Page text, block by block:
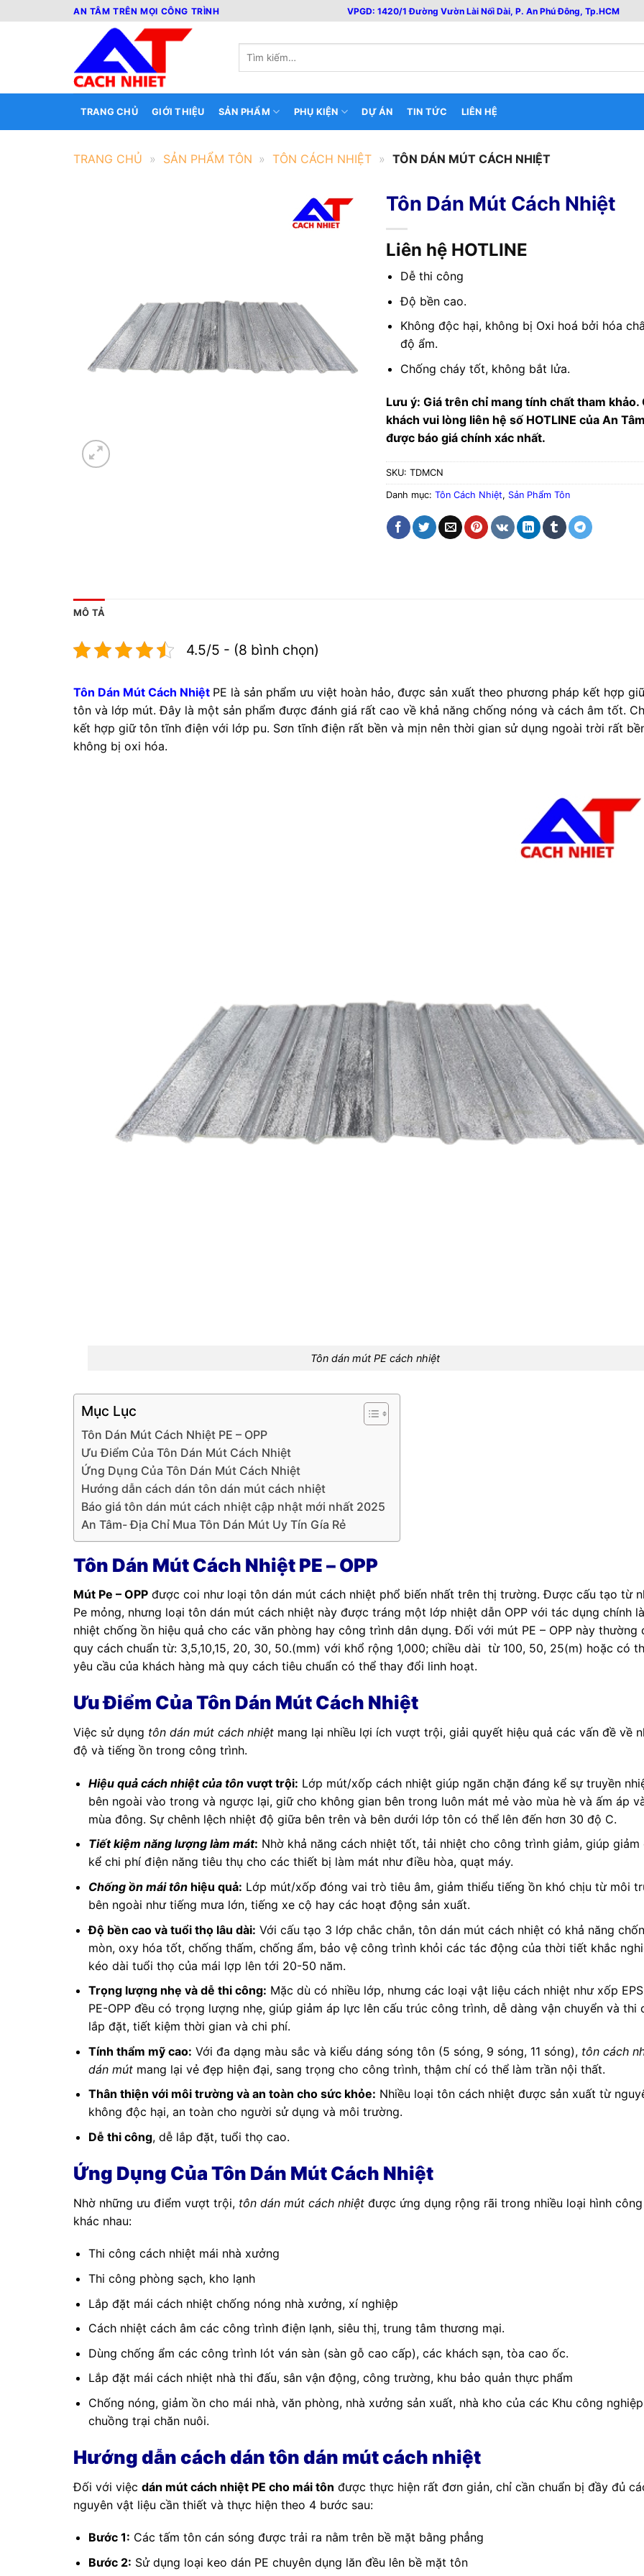
qua
AN TÂM TRÊN MỌI CÔNG TRÌNH VPGD: 1420/1 Đường Vườn Lài Nối Dài, P. An Phú Đông, Tp.HCM
kiếm:
TRANG CHỦ GIỚI THIỆU SẢN PHẨM PHỤ KIỆN DỰ ÁN TIN TỨC LIÊN HỆ
TRANG CHỦ » SẢN PHẨM TÔN » TÔN CÁCH NHIỆT » TÔN DÁN MÚT CÁCH NHIỆT
Tôn Dán Mút Cách Nhiệt
Liên hệ HOTLINE
Dễ thi công
Độ bền cao.
Không độc hại, không bị Oxi hoá bởi hóa
độ ẩm.
Chống cháy tốt, không bắt lửa.
Lưu ý: Giá trên chỉ mang tính chất tham khảo.
khách vui lòng liên hệ số HOTLINE của An
được báo giá chính xác nhất.
SKU: TDMCN
Danh mục: Tôn Cách Nhiệt, Sản Phẩm Tôn
MÔ TẢ
4.5/5 - (8 bình chọn)
Tôn Dán Mút Cách Nhiệt PE là sản phẩm ưu việt hoàn hảo, được sản xuất theo phương pháp kết hợp
tôn và lớp mút.Đây là một sản phẩm được đánh giá rất cao về khả năng chống nóng và cách âm tốt.
kết hợp giữ tôn tĩnh điện với lớp pu. Sơn tĩnh điện rất bền và mịn nên thời gian sử dụng ngoài trời rất
không bị oxi hóa.
Tôn dán mút PE cách nhiệt
Mục Lục
Tôn Dán Mút Cách Nhiệt PE – OPP
Ưu Điểm Của Tôn Dán Mút Cách Nhiệt
Ứng Dụng Của Tôn Dán Mút Cách Nhiệt
Hướng dẫn cách dán tôn dán mút cách nhiệt
Báo giá tôn dán mút cách nhiệt cập nhật mới nhất 2025
An Tâm- Địa Chỉ Mua Tôn Dán Mút Uy Tín Gía Rẻ
Tôn Dán Mút Cách Nhiệt PE – OPP
Mút Pe – OPP được coi như loại tôn dán mút cách nhiệt phổ biến nhất trên thị trường. Được cấu tạo từ
Pe mỏng, nhưng loại tôn dán mút cách nhiệt này được tráng một lớp nhiệt dẫn OPP với tác dụng chính
nhiệt chống ồn hiệu quả cho các văn phòng hay công trình dân dụng. Đối với mút PE – OPP này thường
quy cách chuẩn từ: 3,5,10,15, 20, 30, 50.(mm) với khổ rộng 1,000; chiều dài từ 100, 50, 25(m) hoặc có
yêu cầu của khách hàng mà quy cách tiêu chuẩn có thể thay đổi linh hoạt.
Ưu Điểm Của Tôn Dán Mút Cách Nhiệt
Việc sử dụng tôn dán mút cách nhiệt mang lại nhiều lợi ích vượt trội, giải quyết hiệu quả các vấn đề về
độ và tiếng ồn trong công trình.
Hiệu quả cách nhiệt của tônvượt trội: Lớp mút/xốp cách nhiệt giúp ngăn chặn đáng kể sự truyền
bên ngoài vào trong và ngược lại, giữ cho không gian bên trong luôn mát mẻ vào mùa hè và ấm áp
mùa đông. Sự chênh lệch nhiệt độ giữa bên trên và bên dưới lớp tôn có thể lên đến hơn 30 độ C.
Tiết kiệm năng lượng làm mát: Nhờ khả năng cách nhiệt tốt, tải nhiệt cho công trình giảm, giúp giảm
kể chi phí điện năng tiêu thụ cho các thiết bị làm mát như điều hòa, quạt máy.
Chống ồn mái tônhiệu quả: Lớp mút/xốp đóng vai trò tiêu âm, giảm thiểu tiếng ồn khó chịu từ môi
bên ngoài như tiếng mưa lớn, tiếng xe cộ hay các hoạt động sản xuất.
Độ bền cao và tuổi thọ lâu dài: Với cấu tạo 3 lớp chắc chắn, tôn dán mút cách nhiệt có khả năng
mòn, oxy hóa tốt, chống thấm, chống ẩm, bảo vệ công trình khỏi các tác động của thời tiết khắc
kéo dài tuổi thọ của mái lợp lên tới 20-50 năm.
Trọng lượng nhẹ và dễ thi công: Mặc dù có nhiều lớp, nhưng các loại vật liệu cách nhiệt như xốp
PE-OPP đều có trọng lượng nhẹ, giúp giảm áp lực lên cấu trúc công trình, dễ dàng vận chuyển và thi
lắp đặt, tiết kiệm thời gian và chi phí.
Tính thẩm mỹ cao: Với đa dạng màu sắc và kiểu dáng sóng tôn (5 sóng, 9 sóng, 11 sóng), tôn cách
dán mútmang lại vẻ đẹp hiện đại, sang trọng cho công trình, thậm chí có thể làm trần nội thất.
Thân thiện với môi trường và an toàn cho sức khỏe: Nhiều loại tôn cách nhiệt được sản xuất từ
không độc hại, an toàn cho người sử dụng và môi trường.
Dễ thi công, dễ lắp đặt, tuổi thọ cao.
Ứng Dụng Của Tôn Dán Mút Cách Nhiệt
Nhờ những ưu điểm vượt trội, tôn dán mút cách nhiệt được ứng dụng rộng rãi trong nhiều loại hình
khác nhau:
Thi công cách nhiệt mái nhà xưởng
Thi công phòng sạch, kho lạnh
Lắp đặt mái cách nhiệt chống nóng nhà xưởng, xí nghiệp
Cách nhiệt cách âm các công trình điện lạnh, siêu thị, trung tâm thương mại.
Dùng chống ẩm các công trình lót ván sàn (sàn gỗ cao cấp), các khách sạn, tòa cao ốc.
Lắp đặt mái cách nhiệt nhà thi đấu, sân vận động, công trường, khu bảo quản thực phẩm
Chống nóng, giảm ồn cho mái nhà, văn phòng, nhà xưởng sản xuất, nhà kho của các Khu công
chuồng trại chăn nuôi.
Hướng dẫn cách dán tôn dán mút cách nhiệt
Đối với việc dán mút cách nhiệt PE cho mái tôn được thực hiện rất đơn giản, chỉ cần chuẩn bị đầy đủ
nguyên vật liệu cần thiết và thực hiện theo 4 bước sau:
Bước 1: Các tấm tôn cán sóng được trải ra nằm trên bề mặt bằng phẳng
Bước 2: Sử dụng loại keo dán PE chuyên dụng lăn đều lên bề mặt tôn